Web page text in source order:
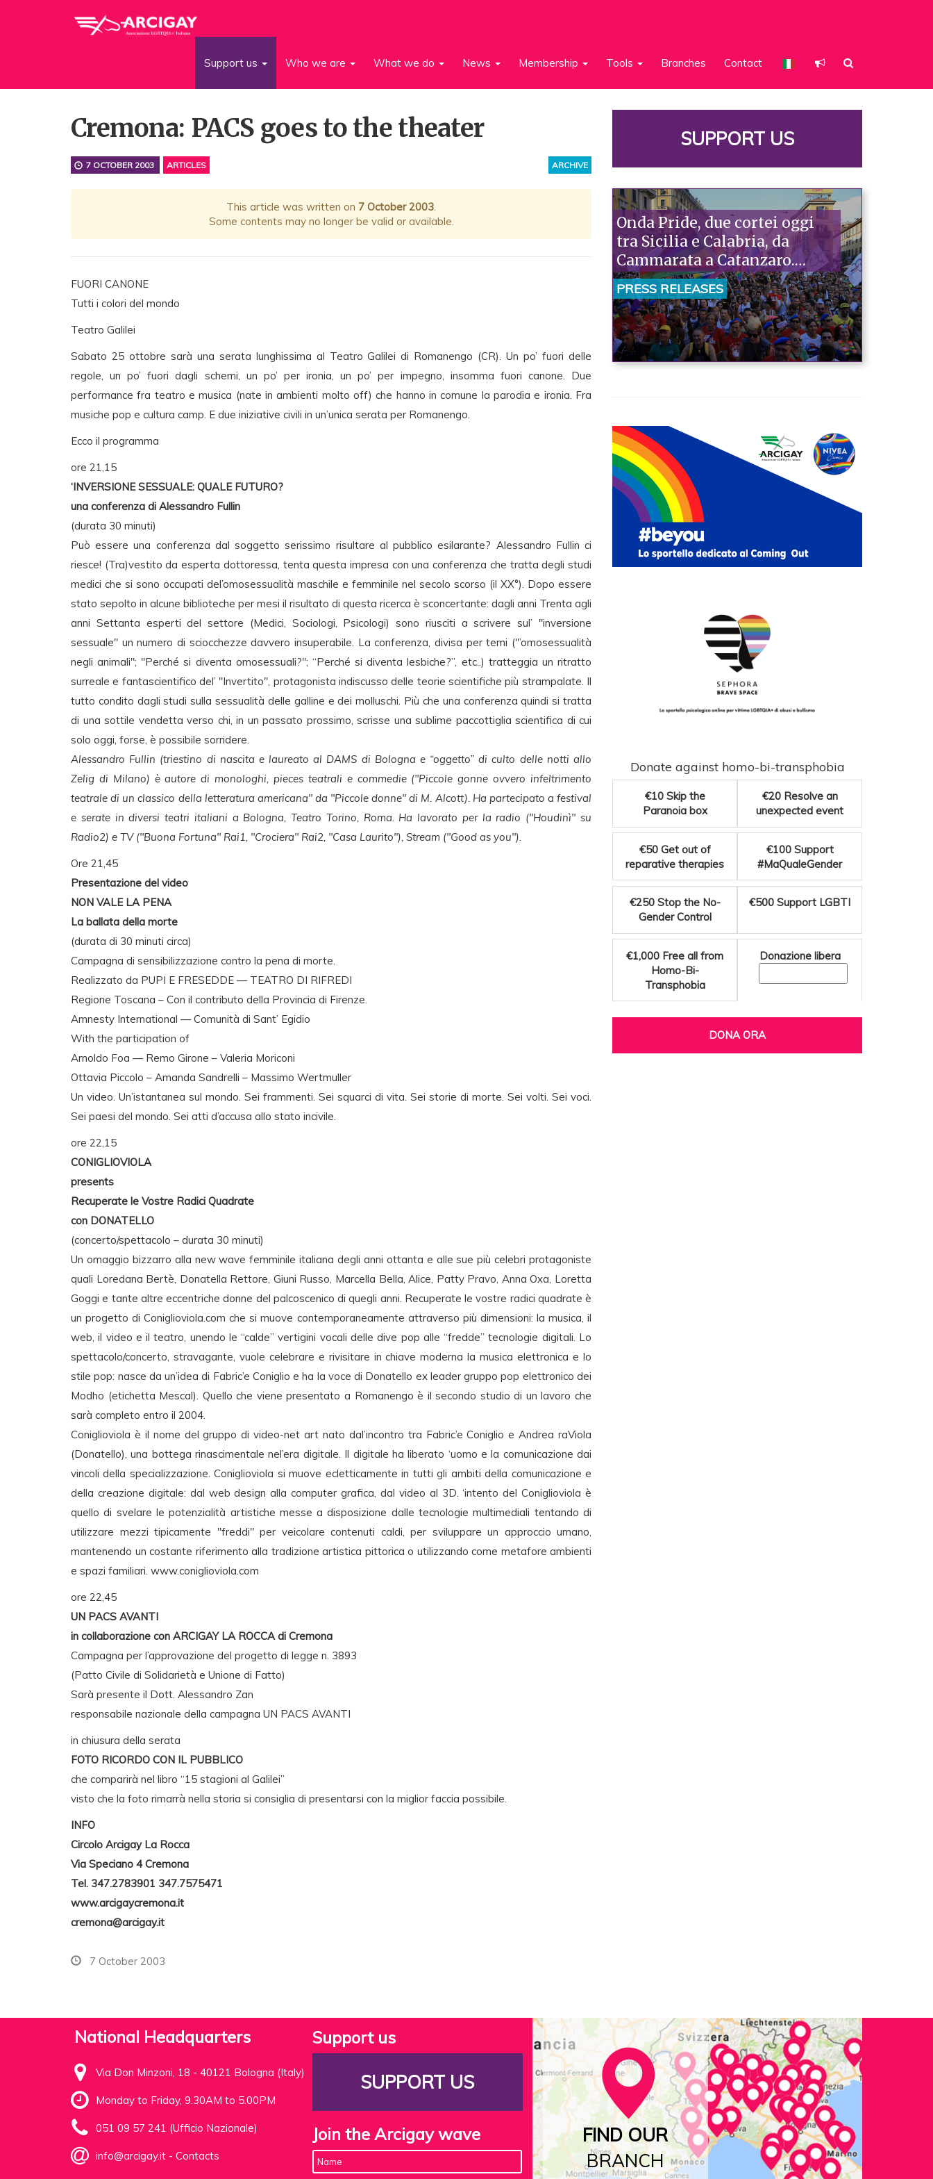
Support us Who we are What we do News Membership Tools Branches Contact
Cremona: PACS goes to the theater
ARCHIVE
7 OCTOBER 2003 ARTICLES
This article was written on 7 October 2003.
Some contents may no longer be valid or available.
FUORI CANONE
Tutti i colori del mondo
Teatro Galilei
Sabato 25 ottobre sarà una serata lunghissima al Teatro Galilei di Romanengo (CR). Un po’ fuori delle
regole, un po’ fuori dagli schemi, un po’ per ironia, un po’ per impegno, insomma fuori canone. Due
performance fra teatro e musica (nate in ambienti molto off) che hanno in comune la parodia e ironia. Fra
musiche pop e cultura camp. E due iniziative civili in un’unica serata per Romanengo.
Ecco il programma
ore 21,15
‘INVERSIONE SESSUALE: QUALE FUTURO?
una conferenza di Alessandro Fullin
(durata 30 minuti)
Può essere una conferenza dal soggetto serissimo risultare al pubblico esilarante? Alessandro Fullin ci
riesce! (Tra)vestito da esperta dottoressa, tenta questa impresa con una conferenza che tratta degli studi
medici che si sono occupati del’omosessualità maschile e femminile nel secolo scorso (il XX°). Dopo essere
stato sepolto in alcune biblioteche per mesi il risultato di questa ricerca è sconcertante: dagli anni Trenta agli
anni Settanta esperti del settore (Medici, Sociologi, Psicologi) sono riusciti a scrivere sul’ "inversione
sessuale" un numero di sciocchezze davvero insuperabile. La conferenza, divisa per temi ("’omosessualità
negli animali"; "Perché si diventa omosessuali?"; “Perché si diventa lesbiche?”, etc..) tratteggia un ritratto
surreale e fantascientifico del’ "Invertito", protagonista indiscusso delle teorie scientifiche più strampalate. Il
tutto condito dagli studi sulla sessualità delle galline e dei molluschi. Più che una conferenza quindi si tratta
di una sottile vendetta verso chi, in un passato prossimo, scrisse una sublime paccottiglia scientifica di cui
solo oggi, forse, è possibile sorridere.
Alessandro Fullin (triestino di nascita e laureato al DAMS di Bologna e “oggetto” di culto delle notti allo
Zelig di Milano) è autore di monologhi, pieces teatrali e commedie ("Piccole gonne ovvero infeltrimento
teatrale di un classico della letteratura americana" da "Piccole donne" di M. Alcott). Ha partecipato a festival
e serate in diversi teatri italiani a Bologna, Teatro Torino, Roma. Ha lavorato per la radio ("Houdinì" su
Radio2) e TV ("Buona Fortuna" Rai1, "Crociera" Rai2, "Casa Laurito"), Stream ("Good as you").
Ore 21,45
Presentazione del video
NON VALE LA PENA
La ballata della morte
(durata di 30 minuti circa)
Campagna di sensibilizzazione contro la pena di morte.
Realizzato da PUPI E FRESEDDE — TEATRO DI RIFREDI
Regione Toscana – Con il contributo della Provincia di Firenze.
Amnesty International — Comunità di Sant’ Egidio
With the participation of
Arnoldo Foa — Remo Girone – Valeria Moriconi
Ottavia Piccolo – Amanda Sandrelli – Massimo Wertmuller
Un video. Un’istantanea sul mondo. Sei frammenti. Sei squarci di vita. Sei storie di morte. Sei volti. Sei voci.
Sei paesi del mondo. Sei atti d’accusa allo stato incivile.
ore 22,15
CONIGLIOVIOLA
presents
Recuperate le Vostre Radici Quadrate
con DONATELLO
(concerto/spettacolo – durata 30 minuti)
Un omaggio bizzarro alla new wave femminile italiana degli anni ottanta e alle sue più celebri protagoniste
quali Loredana Bertè, Donatella Rettore, Giuni Russo, Marcella Bella, Alice, Patty Pravo, Anna Oxa, Loretta
Goggi e tante altre eccentriche donne del palcoscenico di quegli anni. Recuperate le vostre radici quadrate è
un progetto di Coniglioviola.com che si muove contemporaneamente attraverso più dimensioni: la musica, il
web, il video e il teatro, unendo le “calde” vertigini vocali delle dive pop alle “fredde” tecnologie digitali. Lo
spettacolo/concerto, stravagante, vuole celebrare e rivisitare in chiave moderna la musica elettronica e lo
stile pop: nasce da un’idea di Fabric’e Coniglio e ha la voce di Donatello ex leader gruppo pop elettronico dei
Modho (etichetta Mescal). Quello che viene presentato a Romanengo è il secondo studio di un lavoro che
sarà completo entro il 2004.
Coniglioviola è il nome del gruppo di video-net art nato dal’incontro tra Fabric’e Coniglio e Andrea raViola
(Donatello), una bottega rinascimentale nel’era digitale. Il digitale ha liberato ‘uomo e la comunicazione dai
vincoli della specializzazione. Coniglioviola si muove ecletticamente in tutti gli ambiti della comunicazione e
della creazione digitale: dal web design alla computer grafica, dal video al 3D. ‘intento del Coniglioviola è
quello di svelare le potenzialità artistiche messe a disposizione dalle tecnologie multimediali tentando di
utilizzare mezzi tipicamente "freddi" per veicolare contenuti caldi, per sviluppare un approccio umano,
mantenendo un costante riferimento alla tradizione artistica pittorica o utilizzando come metafore ambienti
e spazi familiari. www.coniglioviola.com
ore 22,45
UN PACS AVANTI
in collaborazione con ARCIGAY LA ROCCA di Cremona
Campagna per l’approvazione del progetto di legge n. 3893
(Patto Civile di Solidarietà e Unione di Fatto)
Sarà presente il Dott. Alessandro Zan
responsabile nazionale della campagna UN PACS AVANTI
in chiusura della serata
FOTO RICORDO CON IL PUBBLICO
che comparirà nel libro “15 stagioni al Galilei”
visto che la foto rimarrà nella storia si consiglia di presentarsi con la miglior faccia possibile.
INFO
Circolo Arcigay La Rocca
Via Speciano 4 Cremona
Tel. 347.2783901 347.7575471
www.arcigaycremona.it
cremona@arcigay.it
7 October 2003
SUPPORT US
Onda Pride, due cortei oggi
tra Sicilia e Calabria, da
Cammarata a Catanzaro.
Piazzoni: «Raccontano la
nostra ostinazione»
PRESS RELEASES
Donate against homo-bi-transphobia
€10 Skip the
Paranoia box
€20 Resolve an
unexpected event
€50 Get out of
reparative therapies
€100 Support
#MaQualeGender
€250 Stop the No-
Gender Control
€500 Support LGBTI
€1,000 Free all from
Homo-Bi-
Transphobia
Donazione libera
DONA ORA
National Headquarters
Via Don Minzoni, 18 - 40121 Bologna (Italy)
Monday to Friday, 9.30AM to 5.00PM
051 09 57 241 (Ufficio Nazionale)
info@arcigay.it - Contacts
Support us
SUPPORT US
Join the Arcigay wave
FIND OUR
BRANCH